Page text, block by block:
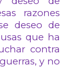
razones
deseo de
que ha
contra
y no